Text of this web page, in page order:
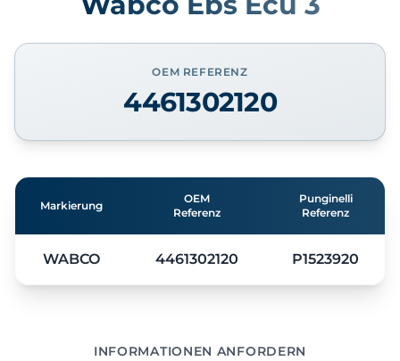
OEM REFERENZ
4461302120
Markierung
OEM
Referenz
Punginelli
Referenz
WABCO 4461302120 P1523920
INFORMATIONEN ANFORDERN